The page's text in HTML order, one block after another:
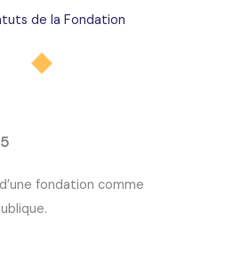
de la Fondation
fondation comme